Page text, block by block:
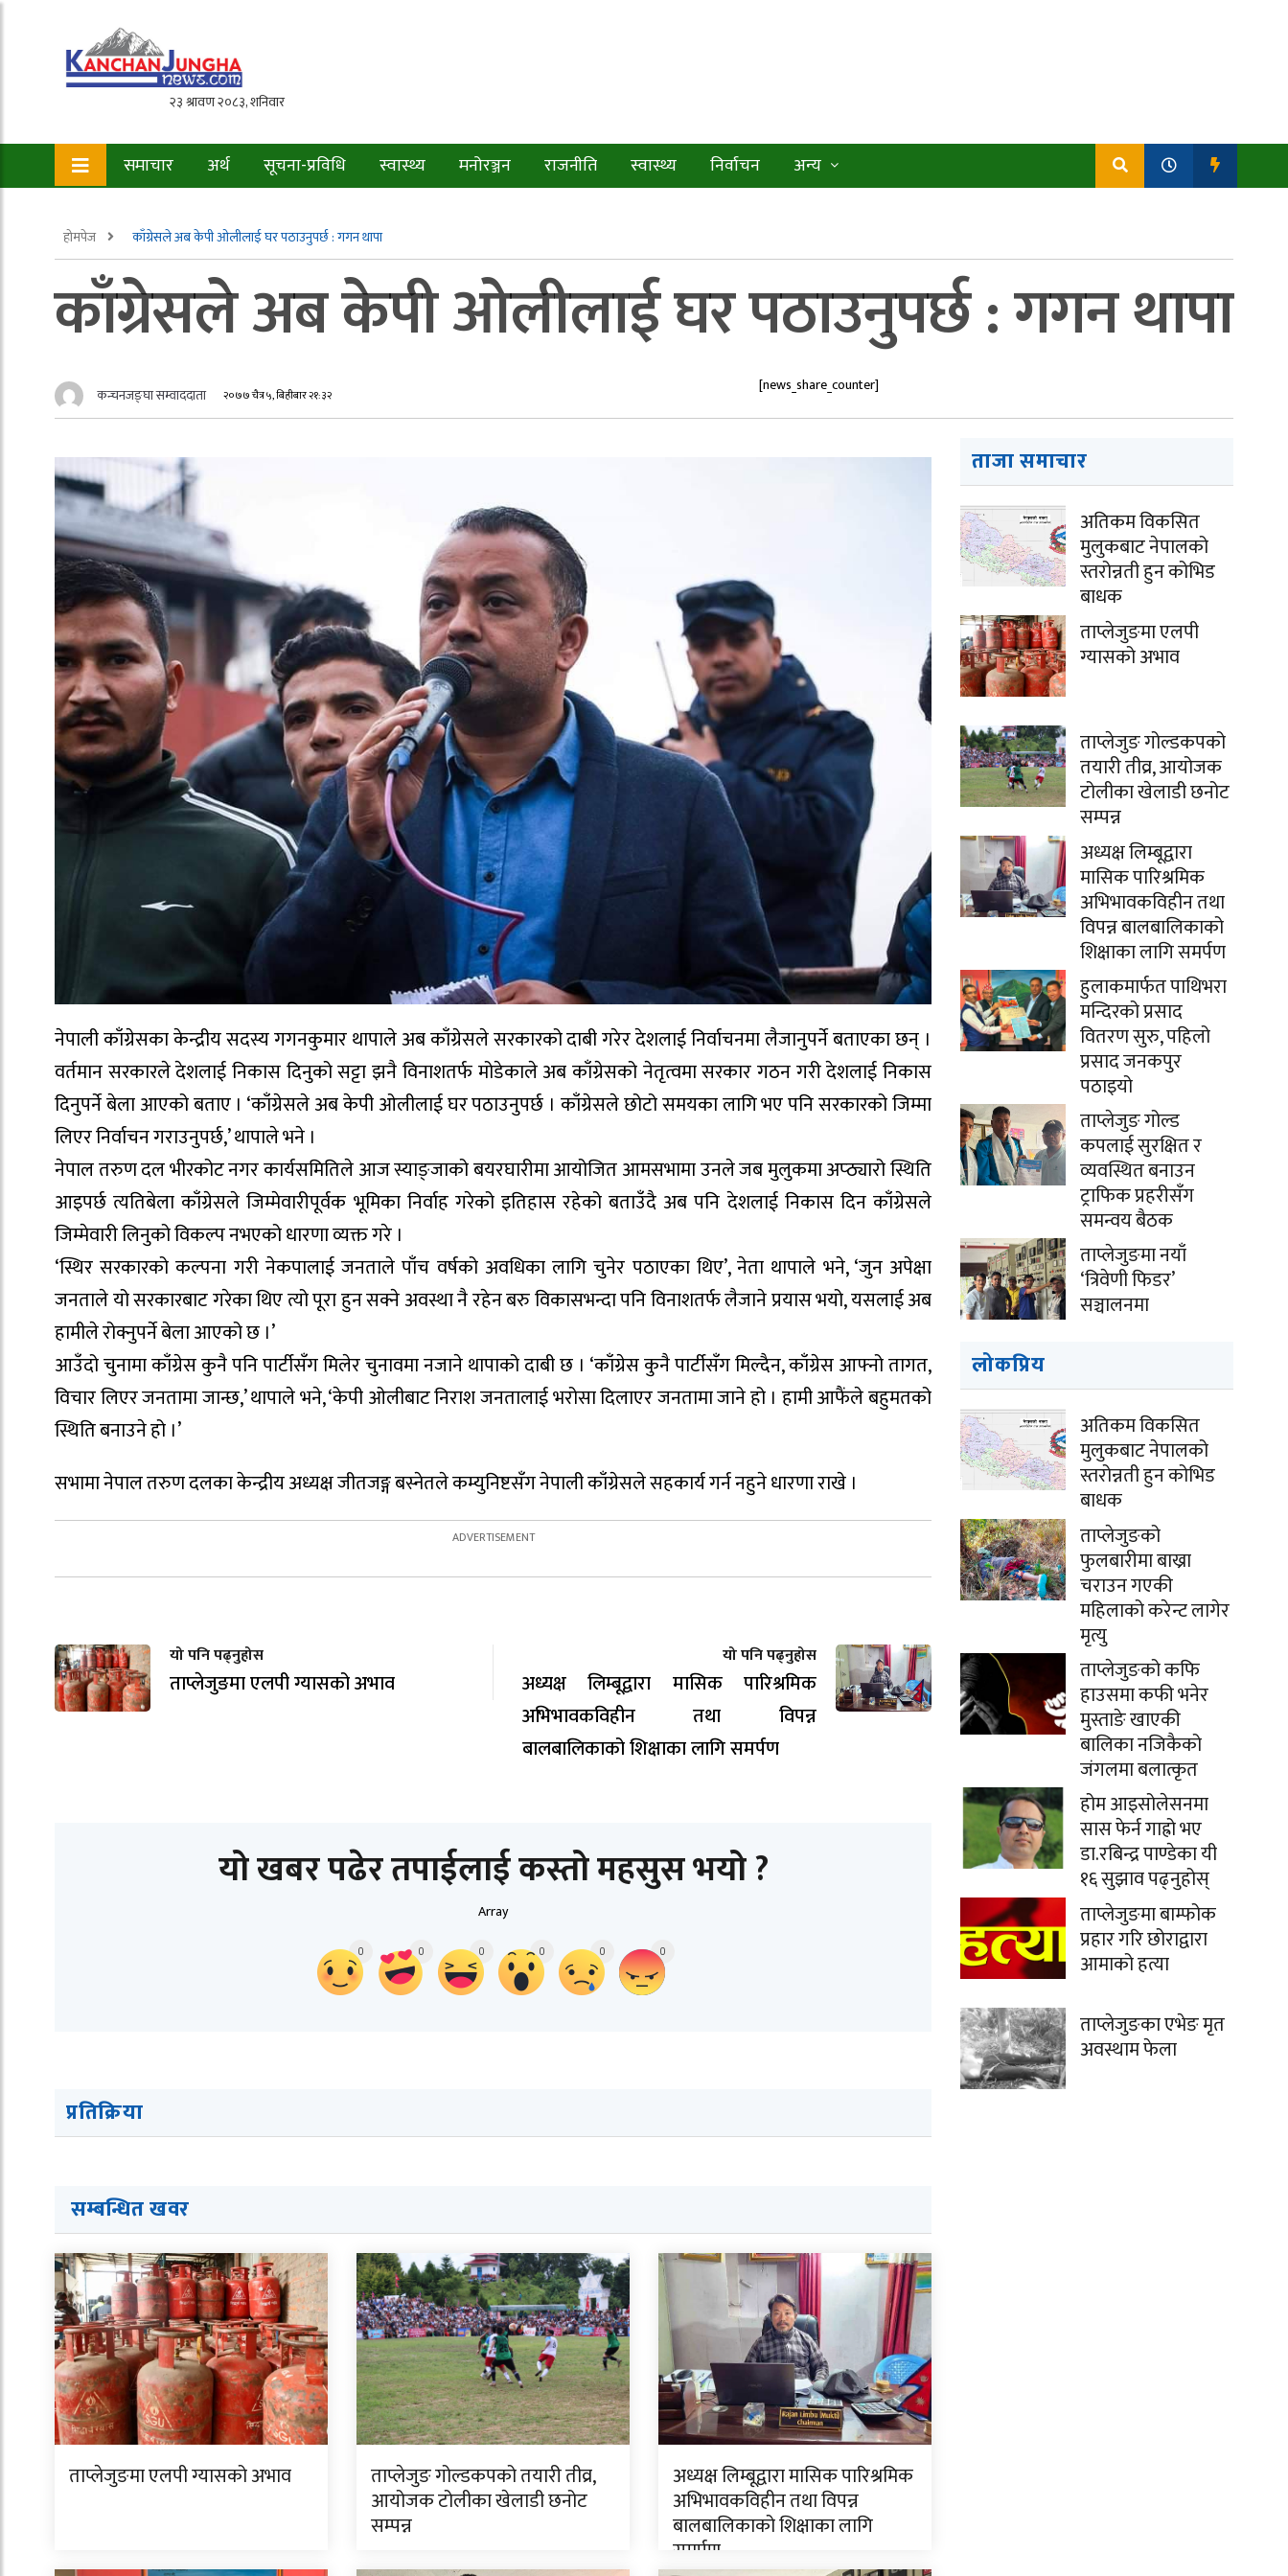
समाचार अर्थ सूचना-प्रविधि स्वास्थ्य मनोरञ्जन राजनीति स्वास्थ्य निर्वाचन अन्य
होमपेज काँग्रेसले अब केपी ओलीलाई घर पठाउनुपर्छ : गगन थापा
काँग्रेसले अब केपी ओलीलाई घर पठाउनुपर्छ : गगन थापा
कन्चनजङ्घा सम्वाददाता २०७७ चैत्र ५, बिहीबार २१:३२ [news_share_counter]
नेपाली काँग्रेसका केन्द्रीय सदस्य गगनकुमार थापाले अब काँग्रेसले सरकारको दाबी गरेर देशलाई निर्वाचनमा लैजानुपर्ने बताएका छन् ।
वर्तमान सरकारले देशलाई निकास दिनुको सट्टा झनै विनाशतर्फ मोडेकाले अब काँग्रेसको नेतृत्वमा सरकार गठन गरी देशलाई निकास
दिनुपर्ने बेला आएको बताए । ‘काँग्रेसले अब केपी ओलीलाई घर पठाउनुपर्छ । काँग्रेसले छोटो समयका लागि भए पनि सरकारको जिम्मा
लिएर निर्वाचन गराउनुपर्छ,’ थापाले भने ।
नेपाल तरुण दल भीरकोट नगर कार्यसमितिले आज स्याङ्जाको बयरघारीमा आयोजित आमसभामा उनले जब मुलुकमा अप्ठ्यारो स्थिति
आइपर्छ त्यतिबेला काँग्रेसले जिम्मेवारीपूर्वक भूमिका निर्वाह गरेको इतिहास रहेको बताउँदै अब पनि देशलाई निकास दिन काँग्रेसले
जिम्मेवारी लिनुको विकल्प नभएको धारणा व्यक्त गरे ।
‘स्थिर सरकारको कल्पना गरी नेकपालाई जनताले पाँच वर्षको अवधिका लागि चुनेर पठाएका थिए’, नेता थापाले भने, ‘जुन अपेक्षा
जनताले यो सरकारबाट गरेका थिए त्यो पूरा हुन सक्ने अवस्था नै रहेन बरु विकासभन्दा पनि विनाशतर्फ लैजाने प्रयास भयो, यसलाई अब
हामीले रोक्नुपर्ने बेला आएको छ ।’
आउँदो चुनामा काँग्रेस कुनै पनि पार्टीसँग मिलेर चुनावमा नजाने थापाको दाबी छ । ‘काँग्रेस कुनै पार्टीसँग मिल्दैन, काँग्रेस आफ्नो तागत,
विचार लिएर जनतामा जान्छ,’ थापाले भने, ‘केपी ओलीबाट निराश जनतालाई भरोसा दिलाएर जनतामा जाने हो । हामी आफैंले बहुमतको
स्थिति बनाउने हो ।’
सभामा नेपाल तरुण दलका केन्द्रीय अध्यक्ष जीतजङ्ग बस्नेतले कम्युनिष्टसँग नेपाली काँग्रेसले सहकार्य गर्न नहुने धारणा राखे ।
यो पनि पढ्नुहोस
ताप्लेजुङमा एलपी ग्यासको अभाव
यो पनि पढ्नुहोस
अध्यक्ष लिम्बूद्वारा मासिक पारिश्रमिक
अभिभावकविहीन तथा विपन्न
बालबालिकाको शिक्षाका लागि समर्पण
यो खबर पढेर तपाईलाई कस्तो महसुस भयो ?
Array
0 0 0 0 0 0
प्रतिक्रिया
सम्बन्धित खवर
ताप्लेजुङमा एलपी ग्यासको अभाव ताप्लेजुङ गोल्डकपको तयारी तीव्र,
आयोजक टोलीका खेलाडी छनोट
सम्पन्न
अध्यक्ष लिम्बूद्वारा मासिक पारिश्रमिक
अभिभावकविहीन तथा विपन्न
बालबालिकाको शिक्षाका लागि
समर्पण
ताजा समाचार
अतिकम विकसित
मुलुकबाट नेपालको
स्तरोन्नती हुन कोभिड
बाधक
ताप्लेजुङमा एलपी
ग्यासको अभाव
ताप्लेजुङ गोल्डकपको
तयारी तीव्र, आयोजक
टोलीका खेलाडी छनोट
सम्पन्न
अध्यक्ष लिम्बूद्वारा
मासिक पारिश्रमिक
अभिभावकविहीन तथा
विपन्न बालबालिकाको
शिक्षाका लागि समर्पण
हुलाकमार्फत पाथिभरा
मन्दिरको प्रसाद
वितरण सुरु, पहिलो
प्रसाद जनकपुर
पठाइयो
ताप्लेजुङ गोल्ड
कपलाई सुरक्षित र
व्यवस्थित बनाउन
ट्राफिक प्रहरीसँग
समन्वय बैठक
ताप्लेजुङमा नयाँ
‘त्रिवेणी फिडर’
सञ्चालनमा
लोकप्रिय
अतिकम विकसित
मुलुकबाट नेपालको
स्तरोन्नती हुन कोभिड
बाधक
ताप्लेजुङको
फुलबारीमा बाख्रा
चराउन गएकी
महिलाको करेन्ट लागेर
मृत्यु
ताप्लेजुङको कफि
हाउसमा कफी भनेर
मुस्ताङे खाएकी
बालिका नजिकैको
जंगलमा बलात्कृत
होम आइसोलेसनमा
सास फेर्न गाह्रो भए
डा.रबिन्द्र पाण्डेका यी
१६ सुझाव पढ्नुहोस्
ताप्लेजुङमा बाम्फोक
प्रहार गरि छोराद्वारा
आमाको हत्या
ताप्लेजुङका एभेङ मृत
अवस्थाम फेला